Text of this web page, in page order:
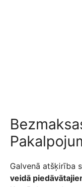
Galvenā atšķirība
veidā